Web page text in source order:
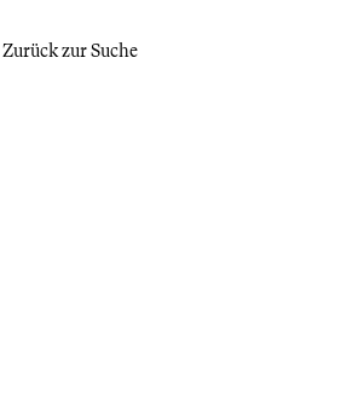
Zurück zur Suche